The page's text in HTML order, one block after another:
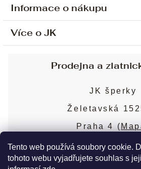
Tento web používá soubory cookie.
tohoto webu vyjadřujete souhlas s
Informace o nákupu
Ochrana osobních údajů
Sjednání osobní schůzky
Obchodní podmínky
Puncovní značky
Více o JK
Blog
Nejčastější dotazy
Prodejna a
JK šperky
Želetavská
Praha 4 (
Více o prodejně